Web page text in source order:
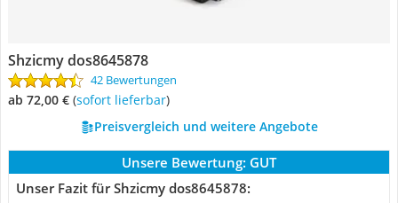
Shzicmy ‎dos8645878
42 Bewertungen
ab 72,00 € ( Sofort lieferbar)
Preisvergleich und weitere Angebote
Unsere Bewertung: GUT
Unser Fazit für Shzicmy ‎dos8645878: